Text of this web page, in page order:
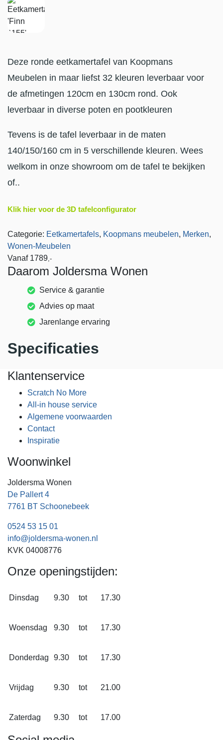
Deze ronde eetkamertafel van Koopmans
Meubelen in maar liefst 32 kleuren leverbaar voor
de afmetingen 120cm en 130cm rond. Ook
leverbaar in diverse poten en pootkleuren
Tevens is de tafel leverbaar in de maten
140/150/160 cm in 5 verschillende kleuren. Wees
welkom in onze showroom om de tafel te bekijken
of..
Klik hier voor de 3D tafelconfigurator
Categorie: Eetkamertafels, Koopmans meubelen, Merken,
Wonen-Meubelen
Vanaf 1789,-
Daarom Joldersma Wonen
Service & garantie
Advies op maat
Jarenlange ervaring
Specificaties
Klantenservice
Scratch No More
All-in house service
Algemene voorwaarden
Contact
Inspiratie
Woonwinkel
Joldersma Wonen
De Pallert 4
7761 BT Schoonebeek
0524 53 15 01
info@joldersma-wonen.nl
KVK 04008776
Onze openingstijden:
Dinsdag 9.30 tot 17.30
Woensdag 9.30 tot 17.30
Donderdag 9.30 tot 17.30
Vrijdag 9.30 tot 21.00
Zaterdag 9.30 tot 17.00